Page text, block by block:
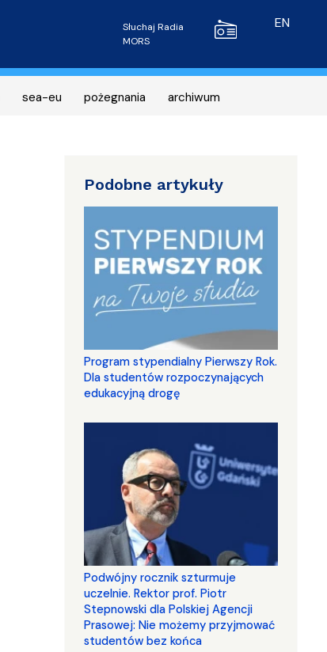
Radio MORS
Słuchaj Radia
MORS
EN
sea-eu pożegnania archiwum
Podobne artykuły
Program stypendialny Pierwszy Rok.
Dla studentów rozpoczynających
edukacyjną drogę
Podwójny rocznik szturmuje
uczelnie. Rektor prof. Piotr
Stepnowski dla Polskiej Agencji
Prasowej: Nie możemy przyjmować
studentów bez końca